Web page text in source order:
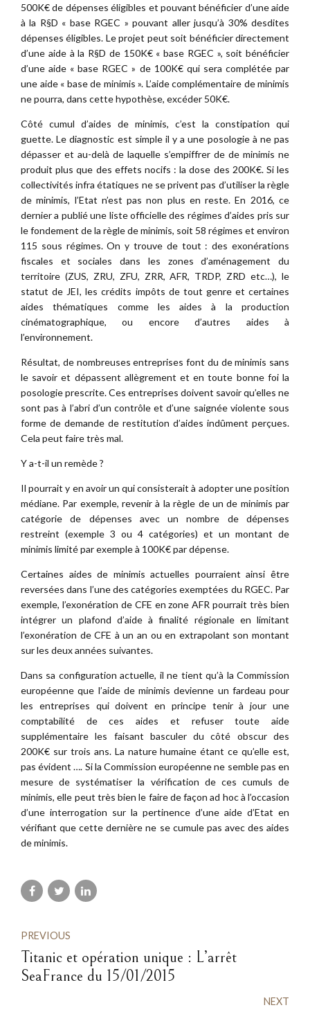
500K€ de dépenses éligibles et pouvant bénéficier d’une aide
à la R§D « base RGEC » pouvant aller jusqu’à 30% desdites
dépenses éligibles. Le projet peut soit bénéficier directement
d’une aide à la R§D de 150K€ « base RGEC », soit bénéficier
d’une aide « base RGEC » de 100K€ qui sera complétée par
une aide « base de minimis ». L’aide complémentaire de minimis
ne pourra, dans cette hypothèse, excéder 50K€.
Côté cumul d’aides de minimis, c’est la constipation qui
guette. Le diagnostic est simple il y a une posologie à ne pas
dépasser et au-delà de laquelle s’empiffrer de de minimis ne
produit plus que des effets nocifs : la dose des 200K€. Si les
collectivités infra étatiques ne se privent pas d’utiliser la règle
de minimis, l’Etat n’est pas non plus en reste. En 2016, ce
dernier a publié une liste officielle des régimes d’aides pris sur
le fondement de la règle de minimis, soit 58 régimes et environ
115 sous régimes. On y trouve de tout : des exonérations
fiscales et sociales dans les zones d’aménagement du
territoire (ZUS, ZRU, ZFU, ZRR, AFR, TRDP, ZRD etc…), le
statut de JEI, les crédits impôts de tout genre et certaines
aides thématiques comme les aides à la production
cinématographique, ou encore d’autres aides à
l’environnement.
Résultat, de nombreuses entreprises font du de minimis sans
le savoir et dépassent allègrement et en toute bonne foi la
posologie prescrite. Ces entreprises doivent savoir qu’elles ne
sont pas à l’abri d’un contrôle et d’une saignée violente sous
forme de demande de restitution d’aides indûment perçues.
Cela peut faire très mal.
Y a-t-il un remède ?
Il pourrait y en avoir un qui consisterait à adopter une position
médiane. Par exemple, revenir à la règle de un de minimis par
catégorie de dépenses avec un nombre de dépenses
restreint (exemple 3 ou 4 catégories) et un montant de
minimis limité par exemple à 100K€ par dépense.
Certaines aides de minimis actuelles pourraient ainsi être
reversées dans l’une des catégories exemptées du RGEC. Par
exemple, l’exonération de CFE en zone AFR pourrait très bien
intégrer un plafond d’aide à finalité régionale en limitant
l’exonération de CFE à un an ou en extrapolant son montant
sur les deux années suivantes.
Dans sa configuration actuelle, il ne tient qu’à la Commission
européenne que l’aide de minimis devienne un fardeau pour
les entreprises qui doivent en principe tenir à jour une
comptabilité de ces aides et refuser toute aide
supplémentaire les faisant basculer du côté obscur des
200K€ sur trois ans. La nature humaine étant ce qu’elle est,
pas évident …. Si la Commission européenne ne semble pas en
mesure de systématiser la vérification de ces cumuls de
minimis, elle peut très bien le faire de façon ad hoc à l’occasion
d’une interrogation sur la pertinence d’une aide d’Etat en
vérifiant que cette dernière ne se cumule pas avec des aides
de minimis.
PREVIOUS
Titanic et opération unique : L’arrêt
SeaFrance du 15/01/2015
NEXT